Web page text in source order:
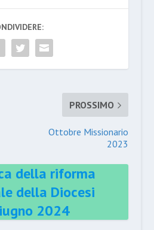
PROSSIMO
Ottobre Missionario
2023
della riforma
della Diocesi
2024